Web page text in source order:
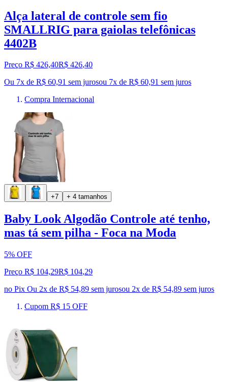
Alça lateral de controle sem fio
SMALLRIG para gaiolas telefônicas
4402B
Preço R$ 426,40R$ 426,40
Ou 7x de R$ 60,91 sem jurosou 7x de R$ 60,91 sem juros
Compra Internacional
+7 + 4 tamanhos
Baby Look Algodão Controle até tenho,
mas tá sem pilha - Foca na Moda
5% OFF
Preço R$ 104,29R$ 104,29
no Pix Ou 2x de R$ 54,89 sem jurosou 2x de R$ 54,89 sem juros
Cupom R$ 15 OFF